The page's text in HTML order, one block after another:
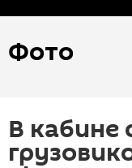
Фото
В